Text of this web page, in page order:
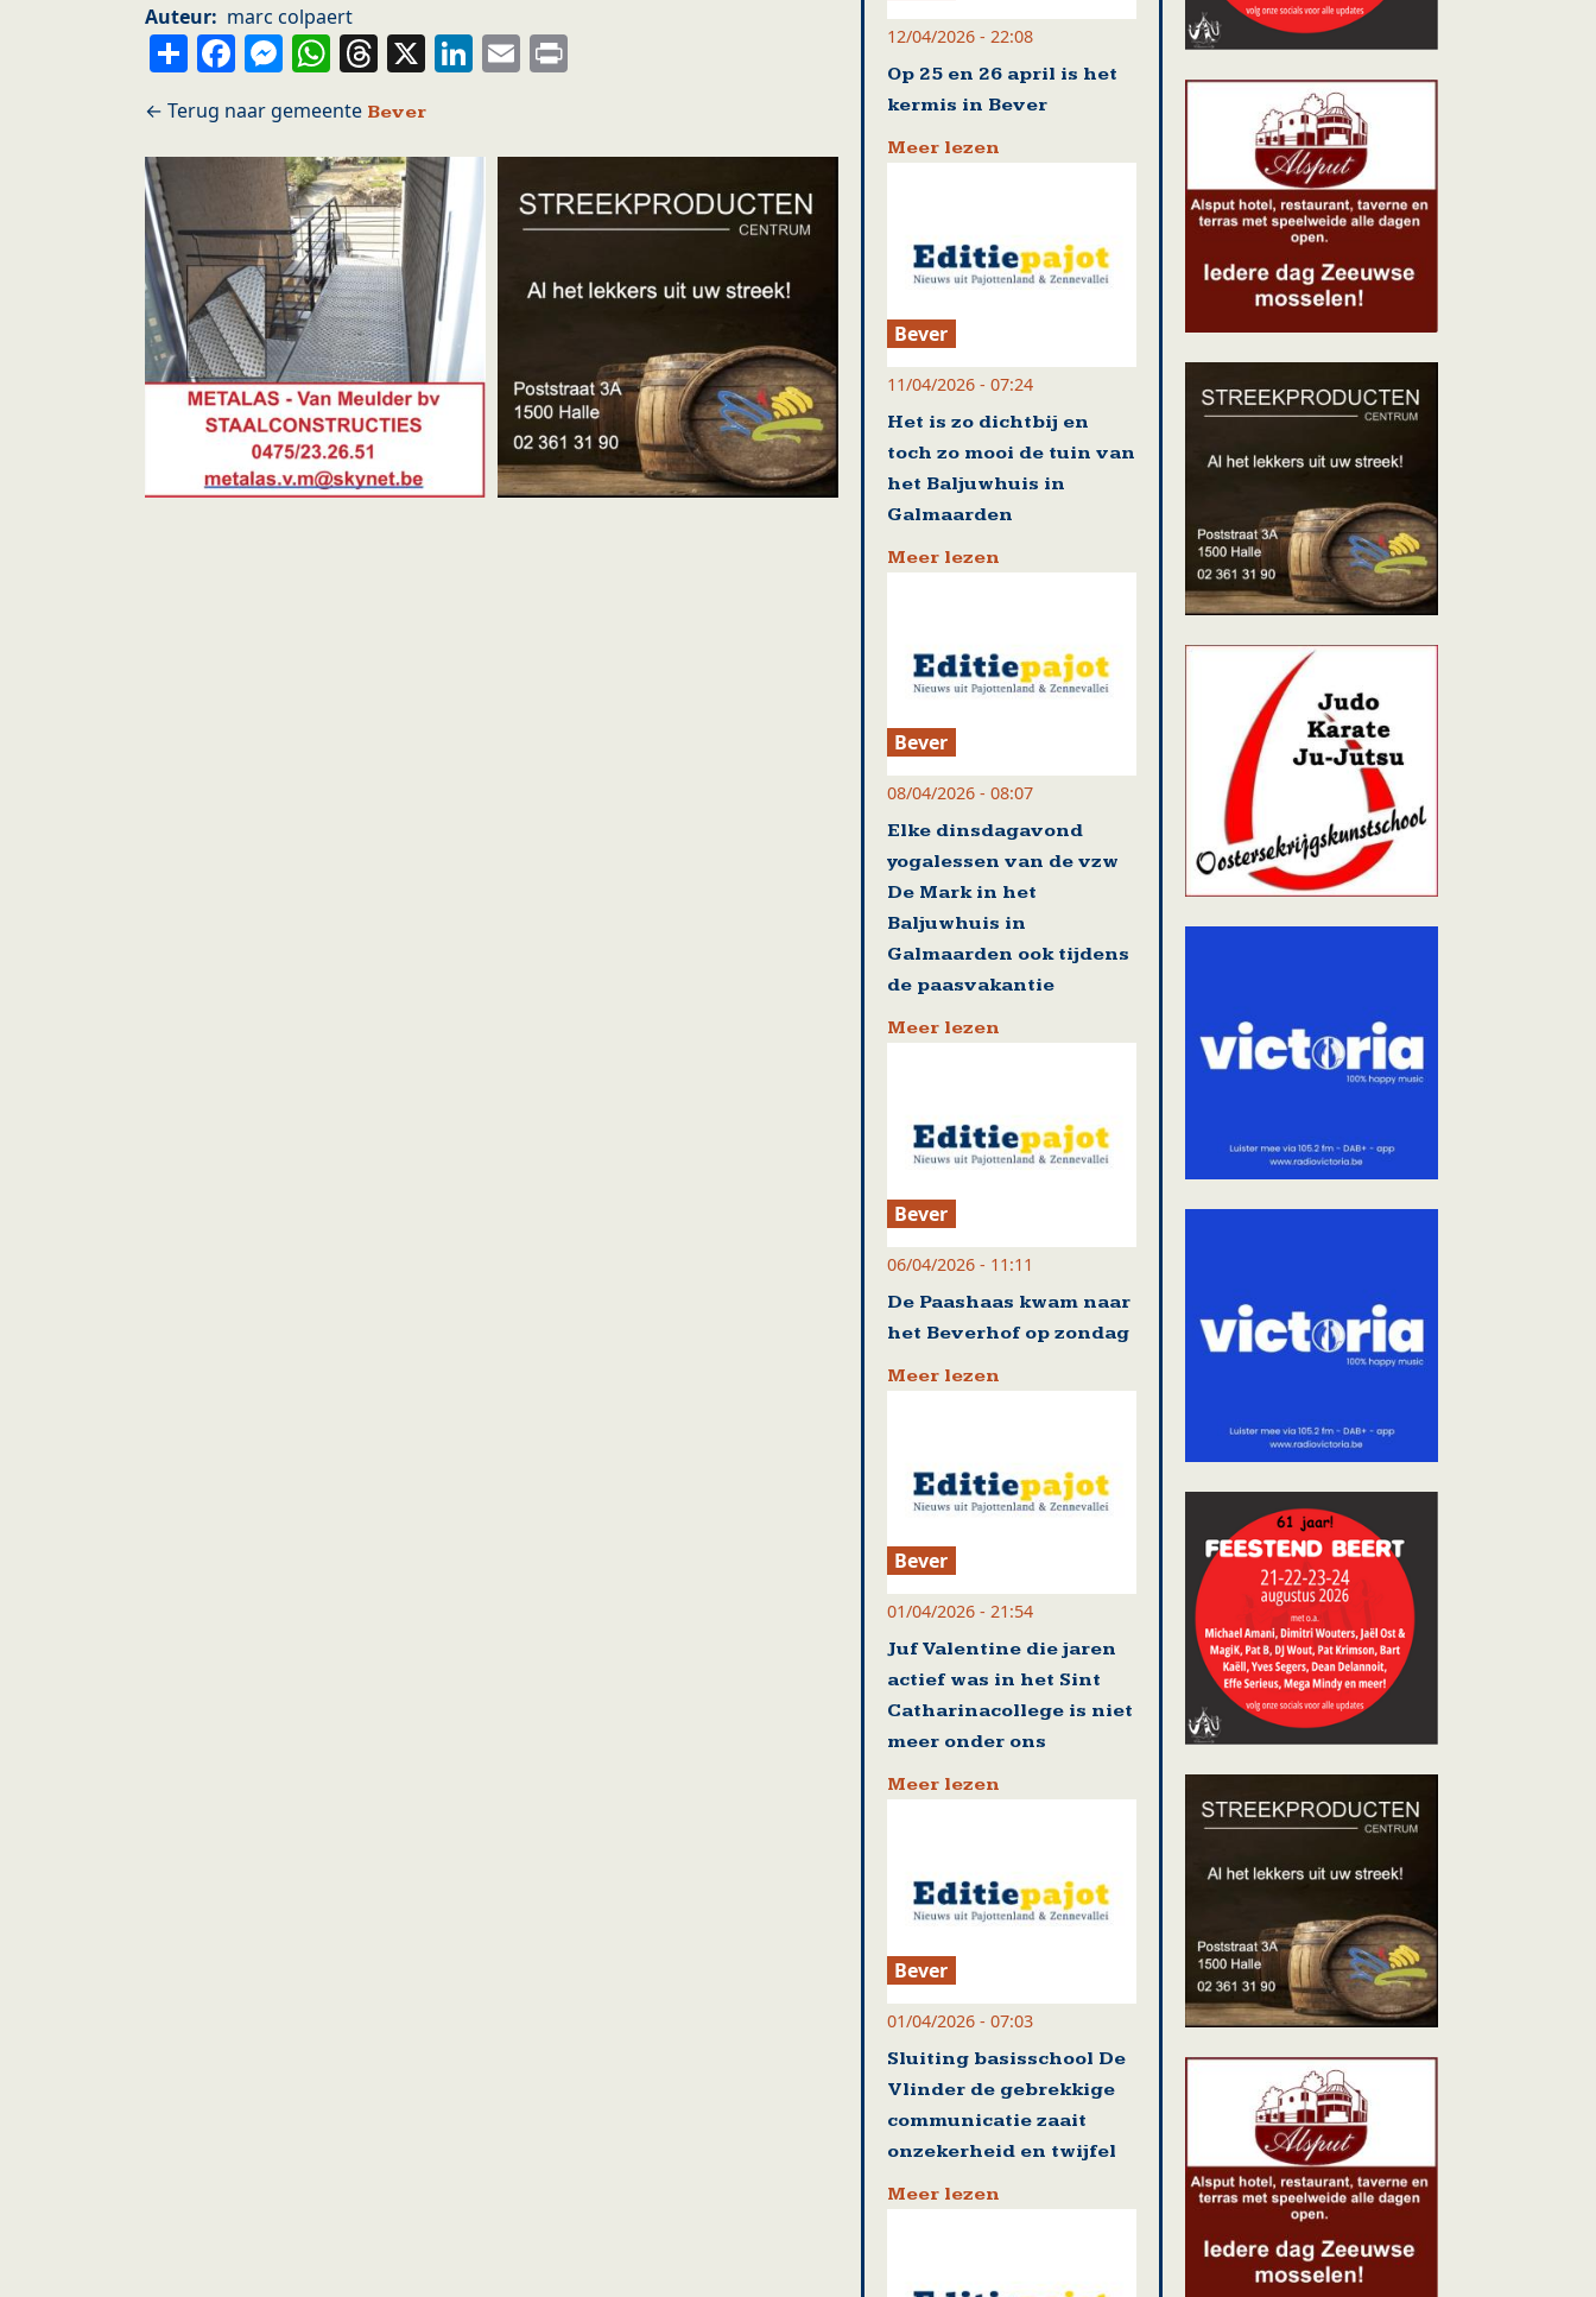
Auteur
marc colpaert
ShareFacebook
Messenger
WhatsApp
Threads
X LinkedIn
Email
Bever
12/04/2026 - 22:08
Op 25 en 26 april is het
kermis in Bever
Meer lezen
Bever
11/04/2026 - 07:24
Het is zo dichtbij en
toch zo mooi de tuin van
het Baljuwhuis in
Galmaarden
Meer lezen
Bever
08/04/2026 - 08:07
Elke dinsdagavond
yogalessen van de vzw
De Mark in het
Baljuwhuis in
Galmaarden ook tijdens
de paasvakantie
Meer lezen
Bever
06/04/2026 - 11:11
De Paashaas kwam naar
het Beverhof op zondag
Meer lezen
Bever
01/04/2026 - 21:54
Juf Valentine die jaren
actief was in het Sint
Catharinacollege is niet
meer onder ons
Meer lezen
Bever
01/04/2026 - 07:03
Sluiting basisschool De
Vlinder de gebrekkige
communicatie zaait
onzekerheid en twijfel
Meer lezen